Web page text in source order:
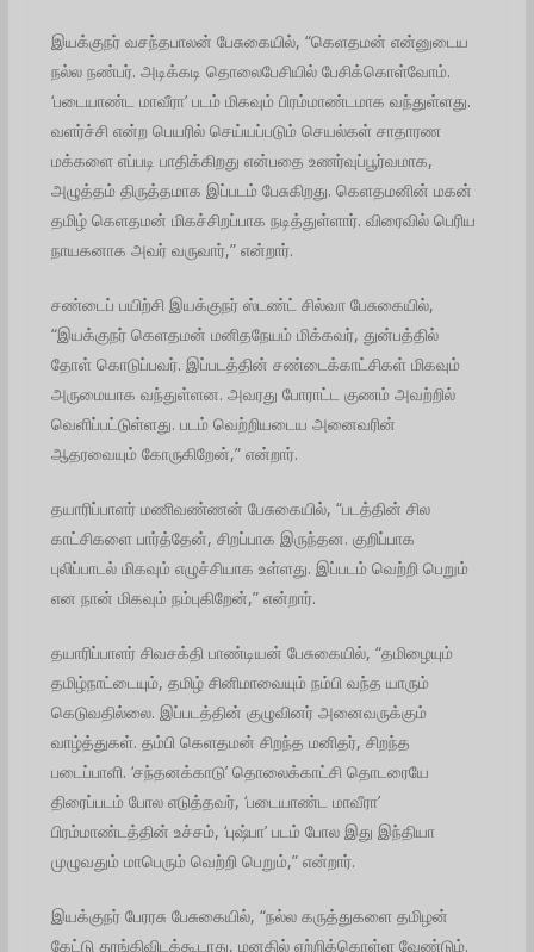
இயக்குநர் வசந்தபாலன் பேசுகையில், “கெளதமன் என்னுடைய
நல்ல நண்பர். அடிக்கடி தொலைபேசியில் பேசிக்கொள்வோம்.
‘படையாண்ட மாவீரா’ படம் மிகவும் பிரம்மாண்டமாக வந்துள்ளது.
வளர்ச்சி என்ற பெயரில் செய்யப்படும் செயல்கள் சாதாரண
மக்களை எப்படி பாதிக்கிறது என்பதை உணர்வுப்பூர்வமாக,
அழுத்தம் திருத்தமாக இப்படம் பேசுகிறது. கெளதமனின் மகன்
தமிழ் கெளதமன் மிகச்சிறப்பாக நடித்துள்ளார். விரைவில் பெரிய
நாயகனாக அவர் வருவார்,” என்றார்.
சண்டைப் பயிற்சி இயக்குநர் ஸ்டண்ட் சில்வா பேசுகையில்,
“இயக்குநர் கெளதமன் மனிதநேயம் மிக்கவர், துன்பத்தில்
தோள் கொடுப்பவர். இப்படத்தின் சண்டைக்காட்சிகள் மிகவும்
அருமையாக வந்துள்ளன. அவரது போராட்ட குணம் அவற்றில்
வெளிப்பட்டுள்ளது. படம் வெற்றியடைய அனைவரின்
ஆதரவையும் கோருகிறேன்,” என்றார்.
தயாரிப்பாளர் மணிவண்ணன் பேசுகையில், “படத்தின் சில
காட்சிகளை பார்த்தேன், சிறப்பாக இருந்தன. குறிப்பாக
புலிப்பாடல் மிகவும் எழுச்சியாக உள்ளது. இப்படம் வெற்றி பெறும்
என நான் மிகவும் நம்புகிறேன்,” என்றார்.
தயாரிப்பாளர் சிவசக்தி பாண்டியன் பேசுகையில், “தமிழையும்
தமிழ்நாட்டையும், தமிழ் சினிமாவையும் நம்பி வந்த யாரும்
கெடுவதில்லை. இப்படத்தின் குழுவினர் அனைவருக்கும்
வாழ்த்துகள். தம்பி கெளதமன் சிறந்த மனிதர், சிறந்த
படைப்பாளி. ‘சந்தனக்காடு’ தொலைக்காட்சி தொடரையே
திரைப்படம் போல எடுத்தவர், ‘படையாண்ட மாவீரா’
பிரம்மாண்டத்தின் உச்சம், ‘புஷ்பா’ படம் போல இது இந்தியா
முழுவதும் மாபெரும் வெற்றி பெறும்,” என்றார்.
இயக்குநர் பேரரசு பேசுகையில், “நல்ல கருத்துகளை தமிழன்
கேட்டு தூங்கிவிடக்கூடாது, மனதில் ஏற்றிக்கொள்ள வேண்டும்.